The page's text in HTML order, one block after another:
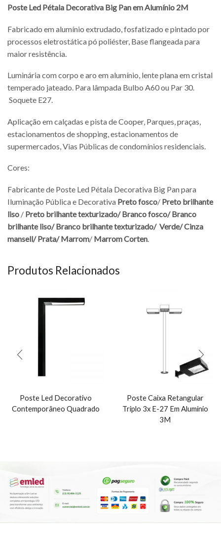
Poste Led Pétala Decorativa Big Panem Alumínio 2M
Fabricado em alumínio extrudado, fosfatizado e pintado por
processos eletrostática pó poliéster, Base flangeada para
maior resistência.
Luminária com corpo e aro em alumínio, lente plana em cristal
temperado jateado. Para lâmpada Bulbo A60 ou Par 30.
Soquete E27.
Aplicação em calçadas e pista de Cooper, Parques, praças,
estacionamentos de shopping, estacionamentos de
supermercados, Vias Públicas de condomínios residenciais.
Cores:
Fabricante de Poste Led Pétala Decorativa Big Pan para
Iluminação Pública e Decorativa Preto fosco/ Preto brilhante
liso / Preto brilhante texturizado/ Branco fosco/Branco
brilhante liso/ Branco brilhante texturizado/ Verde/Cinza
mansell/Prata/Marrom/ Marrom Corten.
Produtos Relacionados
Poste Led Decorativo
Contemporâneo Quadrado
Poste Caixa Retangular
Triplo 3x E-27 Em Alumínio
3M